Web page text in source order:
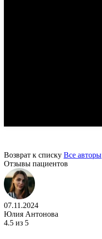
Возврат к списку Все авторы
Отзывы пациентов
07.11.2024
Юлия Антонова
4.5 из 5